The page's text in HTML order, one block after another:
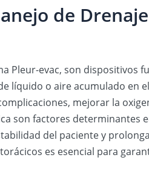
de
Pleur-evac, son
líquido o aire acumulado en
mejorar la
son factores determinantes
del paciente y
es esencial para